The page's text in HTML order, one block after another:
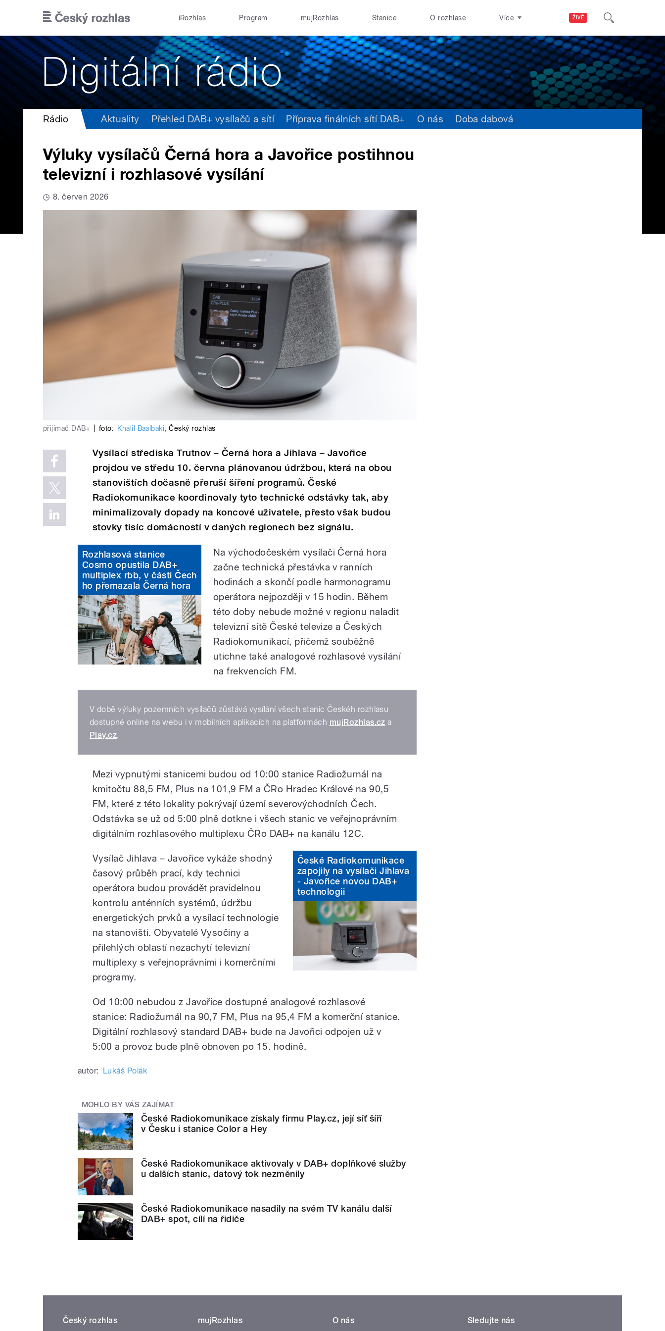
ŽIVĚ
iRozhlas Program mujRozhlas Stanice O rozhlase Více
Rádio Aktuality Přehled DAB+ vysílačů a sítí Příprava finálních sítí DAB+ O nás Doba dabová
Výluky vysílačů Černá hora a Javořice postihnou
televizní i rozhlasové vysílání
8. červen 2026
přijímač DAB+ foto: Khalil Baalbaki,Český rozhlas
Vysílací střediska Trutnov – Černá hora a Jihlava – Javořice
projdou ve středu 10. června plánovanou údržbou, která na obou
stanovištích dočasně přeruší šíření programů. České
Radiokomunikace koordinovaly tyto technické odstávky tak, aby
minimalizovaly dopady na koncové uživatele, přesto však budou
stovky tisíc domácností v daných regionech bez signálu.
Rozhlasová stanice
Cosmo opustila DAB+
multiplex rbb, v části Čech
ho přemazala Černá hora
Na východočeském vysílači Černá hora
začne technická přestávka v ranních
hodinách a skončí podle harmonogramu
operátora nejpozději v 15 hodin. Během
této doby nebude možné v regionu naladit
televizní sítě České televize a Českých
Radiokomunikací, přičemž souběžně
utichne také analogové rozhlasové vysílání
na frekvencích FM.
V době výluky pozemních vysílačů zůstává vysílání všech stanic Českéh rozhlasu
dostupné online na webu i v mobilních aplikacích na platformách mujRozhlas.cz a
Play.cz.
Mezi vypnutými stanicemi budou od 10:00 stanice Radiožurnál na
kmitočtu 88,5 FM, Plus na 101,9 FM a ČRo Hradec Králové na 90,5
FM, které z této lokality pokrývají území severovýchodních Čech.
Odstávka se už od 5:00 plně dotkne i všech stanic ve veřejnoprávním
digitálním rozhlasového multiplexu ČRo DAB+ na kanálu 12C.
České Radiokomunikace
zapojily na vysílači Jihlava
- Javořice novou DAB+
technologii
Vysílač Jihlava – Javořice vykáže shodný
časový průběh prací, kdy technici
operátora budou provádět pravidelnou
kontrolu anténních systémů, údržbu
energetických prvků a vysílací technologie
na stanovišti. Obyvatelé Vysočiny a
přilehlých oblastí nezachytí televizní
multiplexy s veřejnoprávními i komerčními
programy.
Od 10:00 nebudou z Javořice dostupné analogové rozhlasové
stanice: Radiožurnál na 90,7 FM, Plus na 95,4 FM a komerční stanice.
Digitální rozhlasový standard DAB+ bude na Javořici odpojen už v
5:00 a provoz bude plně obnoven po 15. hodině.
autor: Lukáš Polák
MOHLO BY VÁS ZAJÍMAT
České Radiokomunikace získaly firmu Play.cz, její síť šíří
v Česku i stanice Color a Hey
České Radiokomunikace aktivovaly v DAB+ doplňkové služby
u dalších stanic, datový tok nezměnily
České Radiokomunikace nasadily na svém TV kanálu další
DAB+ spot, cílí na řidiče
Český rozhlas mujRozhlas O nás Sledujte nás